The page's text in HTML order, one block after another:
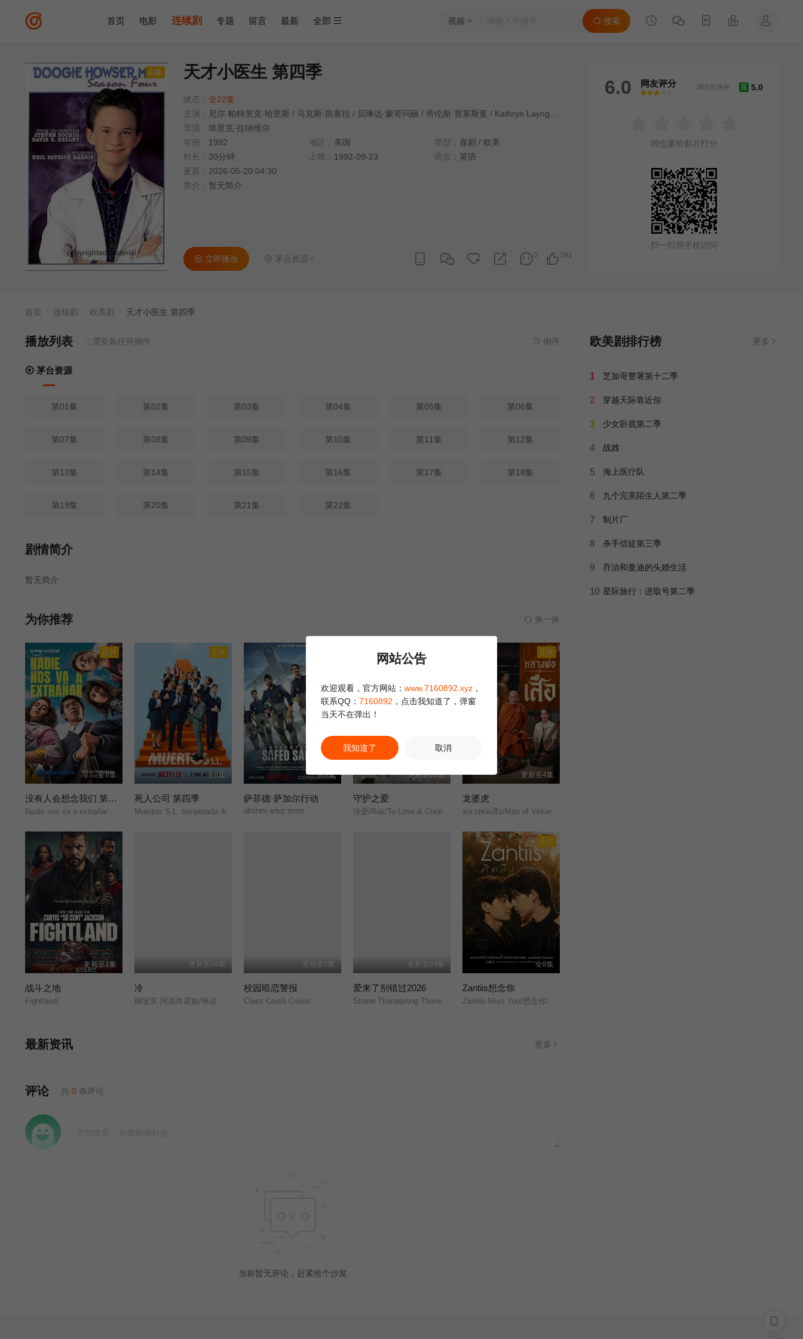
视频 搜索
首页 电影 连续剧 专题 留言 最新 全部
剧集 天才小医生 第四季
状态： 全22集
主演： 尼尔·帕特里克·哈里斯 / 马克斯·凯塞拉 / 贝琳达·蒙哥玛丽 / 劳伦斯·普莱斯曼 / Kathryn Layng
导演： 埃里克·拉纳维尔
年份： 1992 地区： 美国 类型： 喜剧 / 欧美
时长： 30分钟 上映： 1992-09-23 语言： 英语
更新： 2026-05-20 04:30
简介： 暂无简介
291
0
立即播放 茅台资源
6.0 网友评分
很差
较差还行推荐力荐
豆 5.0
366次评分
我也要给影片打分
扫一扫用手机访问
首页 连续剧 欧美剧 天才小医生 第四季
播放列表
来源茅台资源 - 无需安装任何插件 倒序
茅台资源
第01集 第02集 第03集 第04集 第05集 第06集
第07集 第08集 第09集 第10集 第11集 第12集
第13集 第14集 第15集 第16集 第17集 第18集
第19集 第20集 第21集 第22集
剧情简介
暂无简介
为你推荐 换一换
正片
全8集
没有人会想念我们 第二季
Nadie nos va a extrañar Season 2/
正片
全6集
死人公司 第四季
Muertos S.L. temporada 4/
全6集
萨菲德·萨加尔行动
ऑपरेशन सफेद सागर/
更新至02集
守护之爱
珍爱/Rak/To Love & Cherish/恪守/
正片
更新至4集
龙婆虎
หลวงพ่อเสือ/Man of Virtue/Luang Pho Suea/
更新至1集
战斗之地
Fightland/
更新至04集
冷
更新至2集
校园暗恋警报
Class Crush Crisis/
更新至04集
爱来了别错过2026
正片
全8集
Zantiis想念你
Zantiis Miss You/想念你/
最新资讯 更多
评论 共 0 条评论
当前暂无评论，赶紧抢个沙发
欧美剧排行榜 更多
1 芝加哥警署第十二季
2 穿越天际靠近你
3 少女卧底第二季
4 战酋
5 海上医疗队
6 九个完美陌生人第二季
7 制片厂
8 杀手信徒第三季
9 乔治和曼迪的头婚生活
10 星际旅行：进取号第二季
网站公告
欢迎观看，官方网站： www.7160892.xyz ，
联系QQ： 7160892 ，点击我知道了，弹窗
当天不在弹出！
我知道了 取消